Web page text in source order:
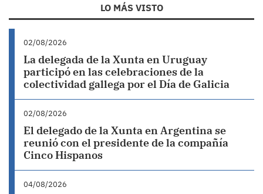
LO MÁS VISTO
02/08/2026
La delegada de la Xunta en Uruguay
participó en las celebraciones de la
colectividad gallega por el Día de Galicia
02/08/2026
El delegado de la Xunta en Argentina se
reunió con el presidente de la compañía
Cinco Hispanos
04/08/2026